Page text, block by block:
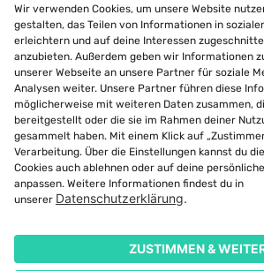
Cookie-Einstellungen
bonify Abonnement
kündigen
© 2026Forteil GmbH
Alle Rechte vorbehalten